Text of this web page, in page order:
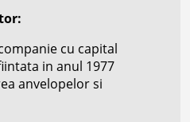
cu capital
in anul 1977
anvelopelor si